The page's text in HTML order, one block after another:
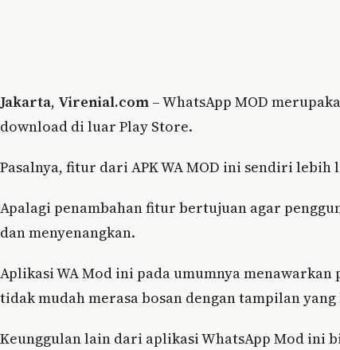
Jakarta, Virenial.com – WhatsApp MOD
download di luar Play Store.
Pasalnya, fitur dari APK WA MOD ini sendiri
Apalagi penambahan fitur bertujuan agar
dan menyenangkan.
Aplikasi WA Mod ini pada umumnya
tidak mudah merasa bosan dengan tampilan
Keunggulan lain dari aplikasi WhatsApp Mod ini